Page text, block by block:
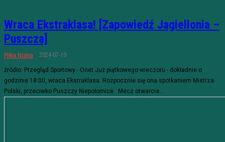
Wraca Ekstraklasa! [Zapowiedź Jagiellonia –
Puszcza]
Piłka Nożna 2024-07-19
źródło: Przegląd Sportowy - Onet Już piątkowego wieczoru - dokładnie o
godzinie 18:00, wraca Ekstraklasa. Rozpocznie się ona spotkaniem Mistrza
Polski, przeciwko Puszczy Niepołomice. Mecz otwarcia...